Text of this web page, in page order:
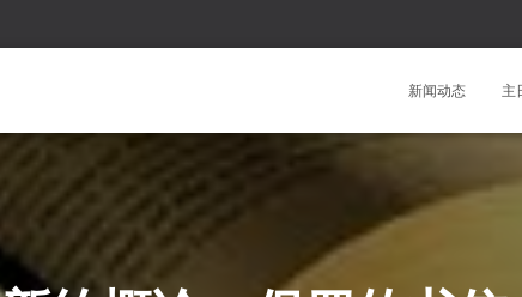
新闻动态 主